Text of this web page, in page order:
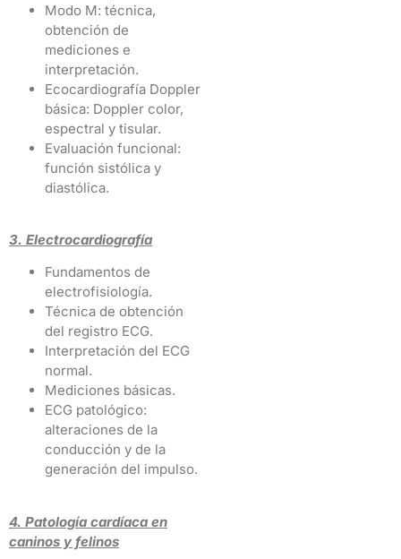
Modo M: técnica,
obtención de
mediciones e
interpretación.
Ecocardiografía Doppler
básica: Doppler color,
espectral y tisular.
Evaluación funcional:
función sistólica y
diastólica.
3. Electrocardiografía
Fundamentos de
electrofisiología.
Técnica de obtención
del registro ECG.
Interpretación del ECG
normal.
Mediciones básicas.
ECG patológico:
alteraciones de la
conducción y de la
generación del impulso.
4. Patología cardíaca en
caninos y felinos